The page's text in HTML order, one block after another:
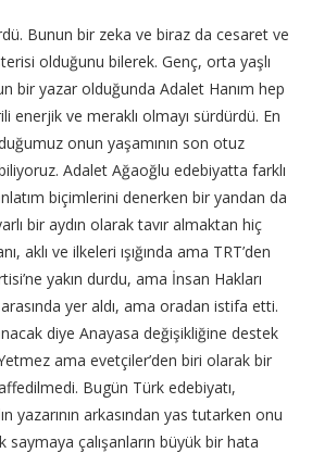
Bunun bir zeka ve biraz da cesaret ve
olduğunu bilerek. Genç, orta yaşlı
bir yazar olduğunda Adalet Hanım hep
enerjik ve meraklı olmayı sürdürdü. En
onun yaşamının son otuz
Adalet Ağaoğlu edebiyatta farklı
biçimlerini denerken bir yandan da
bir aydın olarak tavır almaktan hiç
aklı ve ilkeleri ışığında ama TRT’den
yakın durdu, ama İnsan Hakları
yer aldı, ama oradan istifa etti.
diye Anayasa değişikliğine destek
ama evetçiler’den biri olarak bir
Bugün Türk edebiyatı,
yazarının arkasından yas tutarken onu
çalışanların büyük bir hata